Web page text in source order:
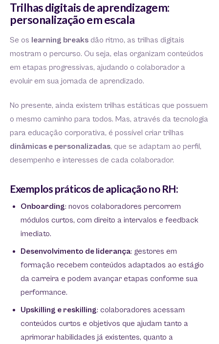
Trilhas digitais de aprendizagem:
personalização em escala
Se os learning breaks dão ritmo, as trilhas digitais
mostram o percurso. Ou seja, elas organizam conteúdos
em etapas progressivas, ajudando o colaborador a
evoluir em sua jornada de aprendizado.
No presente, ainda existem trilhas estáticas que possuem
o mesmo caminho para todos. Mas, através da tecnologia
para educação corporativa, é possível criar trilhas
dinâmicas e personalizadas, que se adaptam ao perfil,
desempenho e interesses de cada colaborador.
Exemplos práticos de aplicação no RH:
Onboarding: novos colaboradores percorrem
módulos curtos, com direito a intervalos e feedback
imediato.
Desenvolvimento de liderança: gestores em
formação recebem conteúdos adaptados ao estágio
da carreira e podem avançar etapas conforme sua
performance.
Upskilling e reskilling: colaboradores acessam
conteúdos curtos e objetivos que ajudam tanto a
aprimorar habilidades já existentes, quanto a